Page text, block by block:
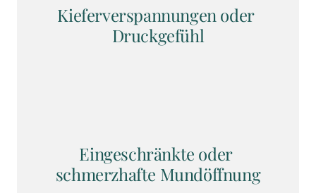
Kieferverspannungen oder
Druckgefühl
Eingeschränkte oder
schmerzhafte Mundöffnung